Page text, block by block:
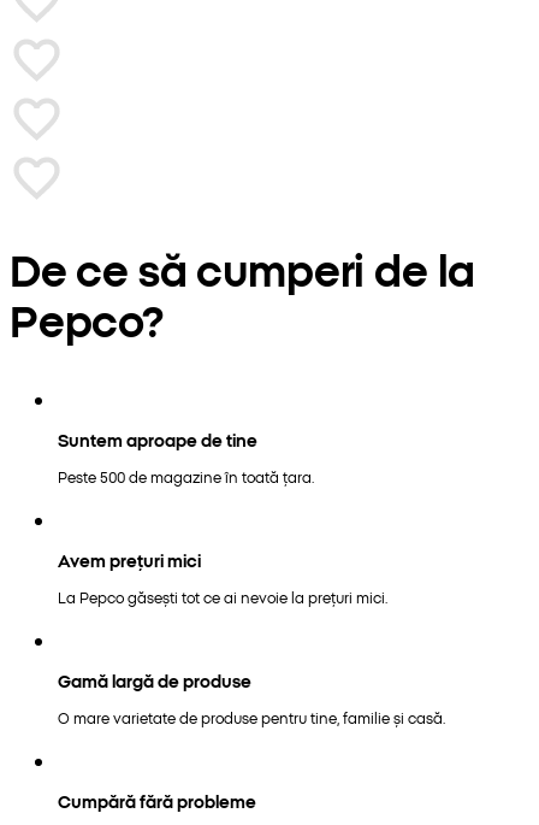
De ce să cumperi de la
Pepco?
Suntem aproape de tine
Peste 500 de magazine în toată țara.
Avem prețuri mici
La Pepco găsești tot ce ai nevoie la prețuri mici.
Gamă largă de produse
O mare varietate de produse pentru tine, familie și casă.
Cumpără fără probleme